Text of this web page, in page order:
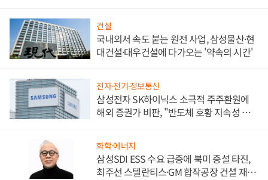
건설
국내외서 속도 붙는 원전 사업, 삼성물산·현
대건설·대우건설에 다가오는 '약속의 시간'
전자·전기·정보통신
삼성전자 SK하이닉스 소극적 주주환원에
해외 증권가 비판, "반도체 호황 지속성 의
화학·에너지
삼성SDI ESS 수요 급증에 북미 증설 타진,
최주선 스텔란티스·GM 합작공장 건설 재추